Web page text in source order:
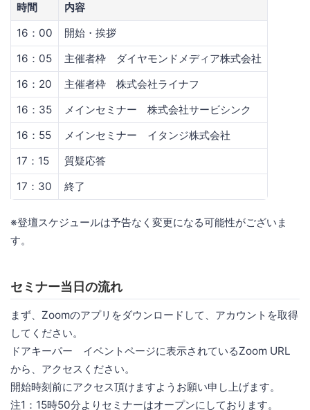
時間
内容
16：00
開始・挨拶
16：05
主催者枠 ダイヤモンドメディア株式会社
16：20
主催者枠 株式会社ライナフ
16：35
メインセミナー 株式会社サービシンク
16：55
メインセミナー イタンジ株式会社
17：15
質疑応答
17：30
終了
※登壇スケジュールは予告なく変更になる可能性がございま
す。
セミナー当日の流れ
まず、Zoomのアプリをダウンロードして、アカウントを取得
してください。
ドアキーパー イベントページに表示されているZoom URL
から、アクセスください。
開始時刻前にアクセス頂けますようお願い申し上げます。
注1：15時50分よりセミナーはオープンにしております。